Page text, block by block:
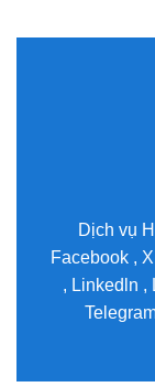
Dịch vụ
Facebook ,
, Linkedln ,